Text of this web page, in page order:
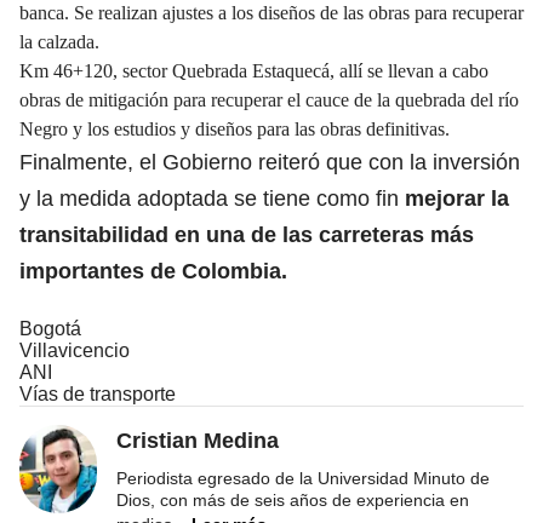
banca. Se realizan ajustes a los diseños de las obras para recuperar
la calzada.
Km 46+120, sector Quebrada Estaquecá, allí se llevan a cabo
obras de mitigación para recuperar el cauce de la quebrada del río
Negro y los estudios y diseños para las obras definitivas.
Finalmente, el Gobierno reiteró que con la inversión
y la medida adoptada se tiene como fin mejorar la
transitabilidad en una de las carreteras más
importantes de Colombia.
Bogotá
Villavicencio
ANI
Vías de transporte
Cristian Medina
Periodista egresado de la Universidad Minuto de
Dios, con más de seis años de experiencia en